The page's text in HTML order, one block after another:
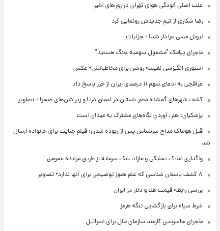
علت اصلی آلودگی هوای تهران در روزهای اخیر
رضا شکاری از تیم جدیدش رونمایی کرد
لیونل مسی عزادار شد! + جزئیات
ماجرای پیامک "مشمول سهمیه جنگ هستید"
استوری انگیزشی نفیسه روشن برای مخاطبانش+ عکس
عراقچی به ادعای سهم ۱۱ درصدی ایران از خزر پاسخ داد
کشف شهرهای گمشده مصر باستان در اعماق دریا و زیر شن‌های صحرا + تصاویر
پزشکیان: هنر، آوردن نگاه‌های مشترک به میدان است
قتل هولناک مداح سرشناس پس از ربوده شدن؛ فیلم جنایت برای خانواده ارسال
شد
واگذاری املاک تملیکی و مازاد بانک سرمایه از طریق مزایده عمومی
۸ کشف باستان شناسی که علم هنوز توضیحی برای آنها ندارد+ تصاویر
بررسی رابطه قیمت طلا و دلار در ایران
شرط سپاه برای بازگشایی تنگه هرمز
ماجرای جاسوسی کارمند سازمان ملل برای اسرائیل